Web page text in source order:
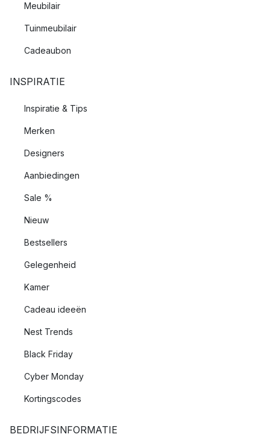
Meubilair
Tuinmeubilair
Cadeaubon
INSPIRATIE
Inspiratie & Tips
Merken
Designers
Aanbiedingen
Sale %
Nieuw
Bestsellers
Gelegenheid
Kamer
Cadeau ideeën
Nest Trends
Black Friday
Cyber Monday
Kortingscodes
BEDRIJFSINFORMATIE